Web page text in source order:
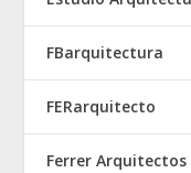
FBarquitectura
FERarquitecto
Ferrer Arquitectos